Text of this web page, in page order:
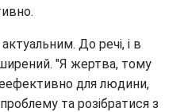
До речі, і в
"Я жертва, тому
для людини,
та розібратися з